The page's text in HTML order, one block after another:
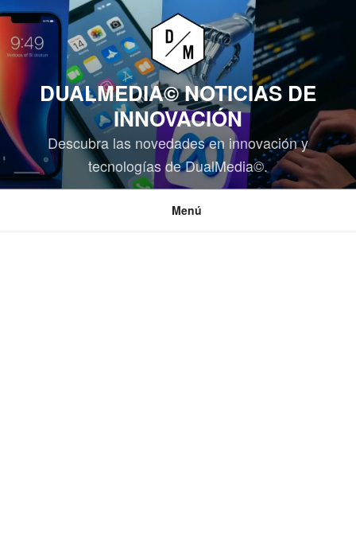
Saltar
contenido
DUALMEDIA© NOTICIAS DE
INNOVACIÓN
Descubra las novedades en innovación y
tecnologías de DualMedia©.
Menú